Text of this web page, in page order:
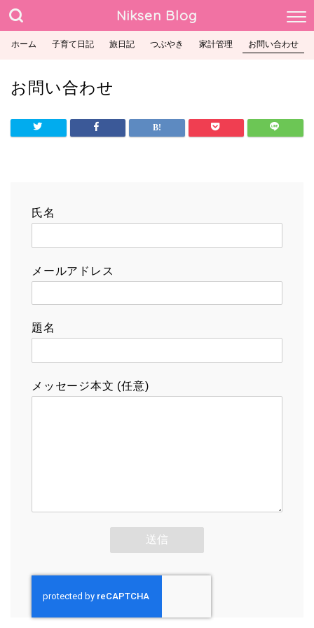
Niksen Blog
ホーム 子育て日記 旅日記 つぶやき 家計管理 お問い合わせ
お問い合わせ
氏名
メールアドレス
題名
メッセージ本文 (任意)